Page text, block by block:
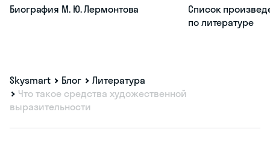
Биография М. Ю. Лермонтова
Список
по литературе
Skysmart Блог
Литература
Что такое средства художественной
выразительности